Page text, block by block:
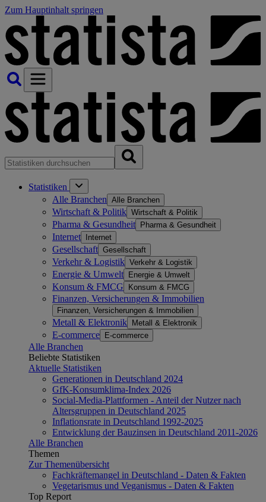
Zum Hauptinhalt springen
Statistiken
Alle Branchen Alle Branchen
Wirtschaft & Politik Wirtschaft & Politik
Pharma & Gesundheit Pharma & Gesundheit
Internet Internet
Gesellschaft Gesellschaft
Verkehr & Logistik Verkehr & Logistik
Energie & Umwelt Energie & Umwelt
Konsum & FMCG Konsum & FMCG
Finanzen, Versicherungen & Immobilien
Finanzen, Versicherungen & Immobilien
Metall & Elektronik Metall & Elektronik
E-commerce E-commerce
Alle Branchen
Beliebte Statistiken
Aktuelle Statistiken
Generationen in Deutschland 2024
GfK-Konsumklima-Index 2026
Social-Media-Plattformen - Anteil der Nutzer nach
Altersgruppen in Deutschland 2025
Inflationsrate in Deutschland 1992-2025
Entwicklung der Bauzinsen in Deutschland 2011-2026
Alle Branchen
Themen
Zur Themenübersicht
Fachkräftemangel in Deutschland - Daten & Fakten
Vegetarismus und Veganismus - Daten & Fakten
Top Report